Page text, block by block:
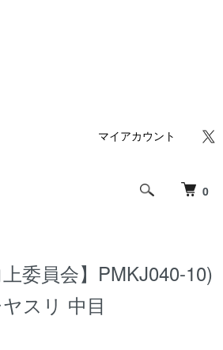
0
マイアカウント
上委員会】PMKJ040-10)
スリ 中目